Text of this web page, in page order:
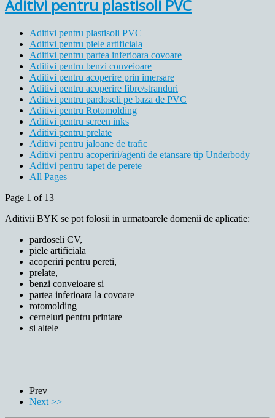
Aditivi pentru plastisoli PVC
Aditivi pentru plastisoli PVC
Aditivi pentru piele artificiala
Aditivi pentru partea inferioara covoare
Aditivi pentru benzi conveioare
Aditivi pentru acoperire prin imersare
Aditivi pentru acoperire fibre/stranduri
Aditivi pentru pardoseli pe baza de PVC
Aditivi pentru Rotomolding
Aditivi pentru screen inks
Aditivi pentru prelate
Aditivi pentru jaloane de trafic
Aditivi pentru acoperiri/agenti de etansare tip Underbody
Aditivi pentru tapet de perete
All Pages
Page 1 of 13
Aditivii BYK se pot folosii in urmatoarele domenii de aplicatie:
pardoseli CV,
piele artificiala
acoperiri pentru pereti,
prelate,
benzi conveioare si
partea inferioara la covoare
rotomolding
cerneluri pentru printare
si altele
Prev
Next >>